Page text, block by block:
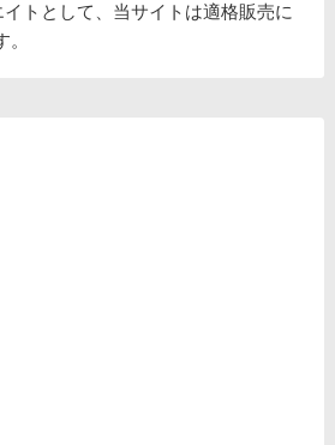
トとして、当サイトは適格販売に